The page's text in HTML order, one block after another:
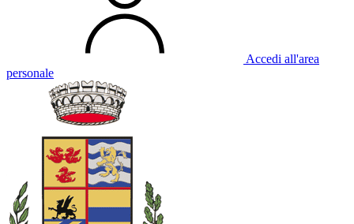
Accedi all'area
personale